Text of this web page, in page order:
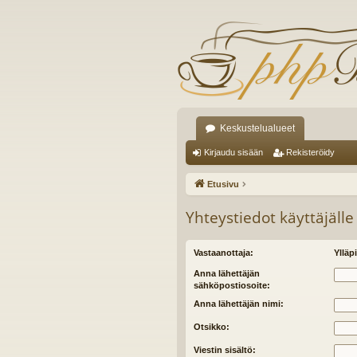
Keskustelualueet
Kirjaudu sisään Rekisteröidy
Etusivu
Yhteystiedot käyttäjälle
Vastaanottaja:
Anna lähettäjän
sähköpostiosoite:
Anna lähettäjän nimi:
Otsikko:
Viestin sisältö: